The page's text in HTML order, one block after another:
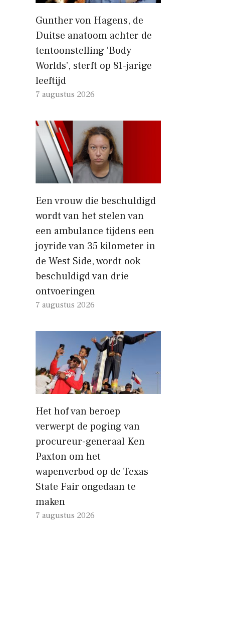
Gunther von Hagens, de
Duitse anatoom achter de
tentoonstelling ‘Body
Worlds’, sterft op 81-jarige
leeftijd
7 augustus 2026
Een vrouw die beschuldigd
wordt van het stelen van
een ambulance tijdens een
joyride van 35 kilometer in
de West Side, wordt ook
beschuldigd van drie
ontvoeringen
7 augustus 2026
Het hof van beroep
verwerpt de poging van
procureur-generaal Ken
Paxton om het
wapenverbod op de Texas
State Fair ongedaan te
maken
7 augustus 2026